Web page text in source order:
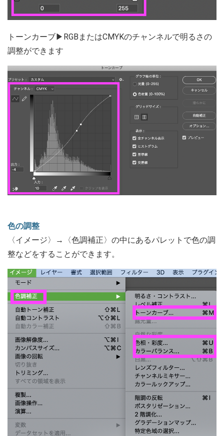
トーンカーブ▶RGBまたはCMYKのチャンネルで明るさの
調整ができます
色の調整
〈イメージ〉→〈色調補正〉の中にあるパレットで色の調
整などをすることができます。